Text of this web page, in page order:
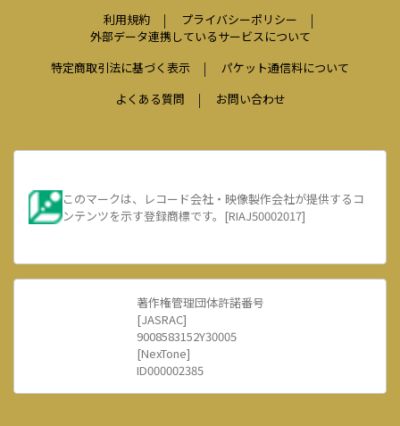
利用規約
プライバシーポリシー
外部データ連携しているサービスについて
特定商取引法に基づく表示
パケット通信料について
よくある質問
お問い合わせ
このマークは、レコード会社・映像製作会社が提供するコ
ンテンツを示す登録商標です。[RIAJ50002017]
著作権管理団体許諾番号
[JASRAC]
9008583152Y30005
[NexTone]
ID000002385